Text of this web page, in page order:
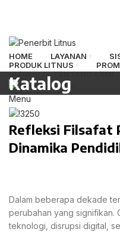
HOME LAYANAN
PRODUK LITNUS
BLOG
TENTANG KAMI
Menu
Katalog
Refleksi Filsafat
Dinamika
Dalam beberapa dekade
perubahan yang signifikan.
teknologi, disrupsi digital,